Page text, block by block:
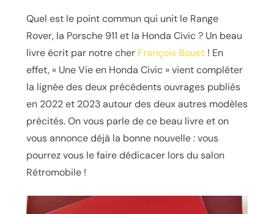
Quel est le point commun qui unit le Range
Rover, la Porsche 911 et la Honda Civic ? Un beau
livre écrit par notre cher François Bouet! En
effet, « Une Vie en Honda Civic » vient compléter
la lignée des deux précédents ouvrages publiés
en 2022 et 2023 autour des deux autres modèles
précités. On vous parle de ce beau livre et on
vous annonce déjà la bonne nouvelle : vous
pourrez vous le faire dédicacer lors du salon
Rétromobile !